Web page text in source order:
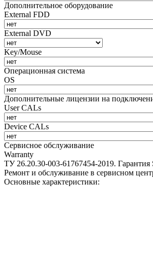
Дополнительное оборудование
External FDD
External DVD
Key/Mouse
Операционная система
OS
Дополнительные лицензии на
User CALs
Device CALs
Сервисное обслуживание
Warranty
ТУ 26.20.30-003-61767454-2019. Гарантия
Ремонт и обслуживание в сервисном
Основные характеристики: